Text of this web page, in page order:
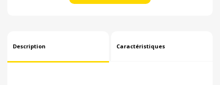
Description Caractéristiques